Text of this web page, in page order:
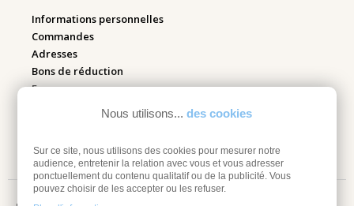
Nous utilisons... des cookies
Sur ce site, nous utilisons des cookies pour mesurer notre
audience, entretenir la relation avec vous et vous adresser
ponctuellement du contenu qualitatif ou de la publicité. Vous
pouvez choisir de les accepter ou les refuser.
Informations personnelles
Commandes
Adresses
Bons de réduction
Espace pro